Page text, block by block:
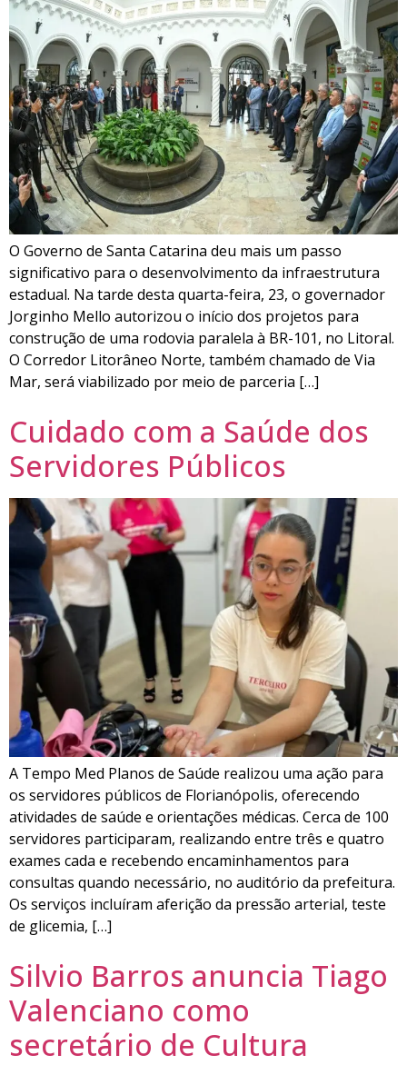
O Governo de Santa Catarina deu mais um passo
significativo para o desenvolvimento da infraestrutura
estadual. Na tarde desta quarta-feira, 23, o governador
Jorginho Mello autorizou o início dos projetos para
construção de uma rodovia paralela à BR-101, no Litoral.
O Corredor Litorâneo Norte, também chamado de Via
Mar, será viabilizado por meio de parceria […]
Cuidado com a Saúde dos
Servidores Públicos
A Tempo Med Planos de Saúde realizou uma ação para
os servidores públicos de Florianópolis, oferecendo
atividades de saúde e orientações médicas. Cerca de 100
servidores participaram, realizando entre três e quatro
exames cada e recebendo encaminhamentos para
consultas quando necessário, no auditório da prefeitura.
Os serviços incluíram aferição da pressão arterial, teste
de glicemia, […]
Silvio Barros anuncia Tiago
Valenciano como
secretário de Cultura